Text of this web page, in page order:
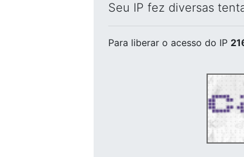
Seu IP fez diversas
Para liberar o acesso do IP